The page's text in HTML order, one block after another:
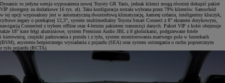
Dynamic to jedyna wersja wyposażenia nowej Toyoty GR Yaris, jednak klienci mogą również dokupić pakiet
VIP (dostępny za dodatkowe 16 tys. zł). Taka konfiguracja została wybrana przez 79% klientów. Samochód
w tej opcji wyposażony jest w automatyczną dwustrefową klimatyzację, kamerę cofania, inteligentny kluczyk,
cyfrowe zegary o przekątnej 12,3", system multimedialny Toyota Smart Connect z 8" ekranem dotykowym,
nawigacją Connected z trybem offline oraz 4-letnim pakietem transmisji danych. Pakiet VIP z kolei obejmuje
także 18" kute felgi aluminiowe, system Premium Audio JBL z 8 głośnikami, podgrzewane fotele
i kierownicę, czujniki parkowania z przodu i z tyłu, system monitorowania martwego pola w lusterkach
(BSM), asystenta bezpiecznego wysiadania z pojazdu (SEA) oraz system ostrzegania o ruchu poprzecznym
z tyłu pojazdu (RCTA).